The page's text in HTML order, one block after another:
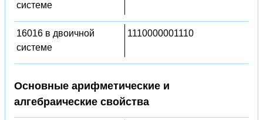
системе
16016 в двоичной
системе
1110000001110
Основные арифметические и
алгебраические свойства